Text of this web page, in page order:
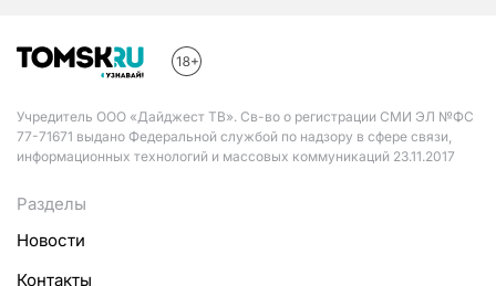
Учредитель ООО «Дайджест ТВ». Св-во о регистрации СМИ ЭЛ №ФС
77-71671 выдано Федеральной службой по надзору в сфере связи,
информационных технологий и массовых коммуникаций 23.11.2017
Разделы
Новости
Контакты